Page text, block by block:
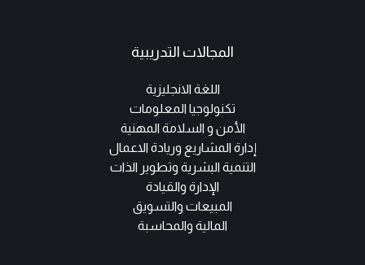
المجالات التدريبية
اللغة الانجليزية
تكنولوجيا المعلومات
الأمن و السلامة المهنية
إدارة المشاريع وريادة الاعمال
التنمية البشرية وتطوير الذات
الإدارة والقيادة
المبيعات والتسويق
المالية والمحاسبة